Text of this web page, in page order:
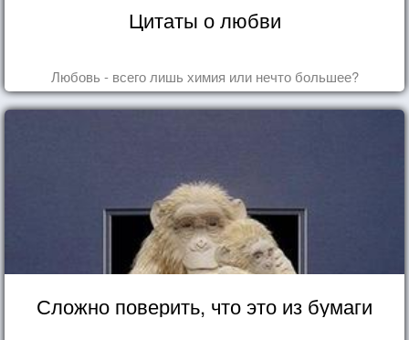
Цитаты о любви
Любовь - всего лишь химия или нечто большее?
Сложно поверить, что это из бумаги